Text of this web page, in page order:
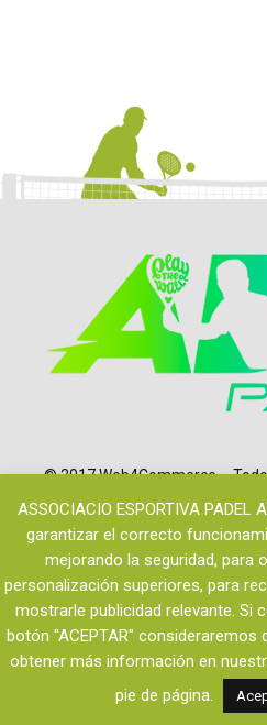
© 2017 Web4Commerce –
Política de Privacidad y Aviso
Política de cookies
ASSOCIACIO ESPORTIVA PADEL
garantizar el correcto
mejorando la seguridad, para
personalización superiores, para
mostrarle publicidad relevante. Si
botón "ACEPTAR" consideraremos
obtener más información en
pie de página.